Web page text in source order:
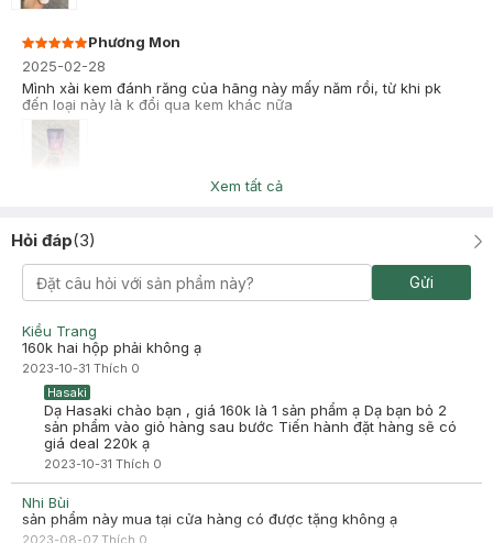
Phương Mon
2025-02-28
Mình xài kem đánh răng của hãng này mấy năm rồi, từ khi pk
đến loại này là k đổi qua kem khác nữa
Xem tất cả
Hỏi đáp(3)
Gửi
Kiều Trang
160k hai hộp phải không ạ
2023-10-31 Thích 0
Hasaki
Dạ Hasaki chào bạn , giá 160k là 1 sản phẩm ạ Dạ bạn bỏ 2
sản phẩm vào giỏ hàng sau bước Tiến hành đặt hàng sẽ có
giá deal 220k ạ
2023-10-31 Thích 0
Nhi Bùi
sản phẩm này mua tại cửa hàng có được tặng không ạ
2023-08-07 Thích 0